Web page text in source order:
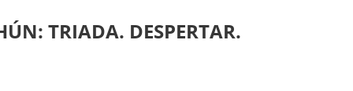
TRIADA. DESPERTAR.